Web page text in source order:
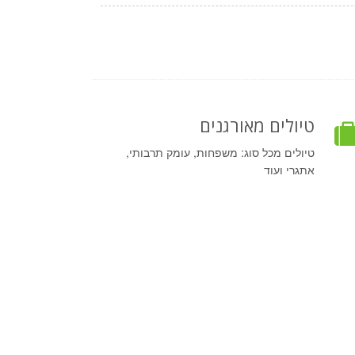
טיולים מאורגנים
טיולים מכל סוג: משפחות, עומק תרבותי,
אתגרי ועוד